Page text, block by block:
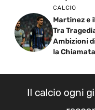
CALCIO
Martinez e
Tra
Ambizioni
la
Il calcio ogni